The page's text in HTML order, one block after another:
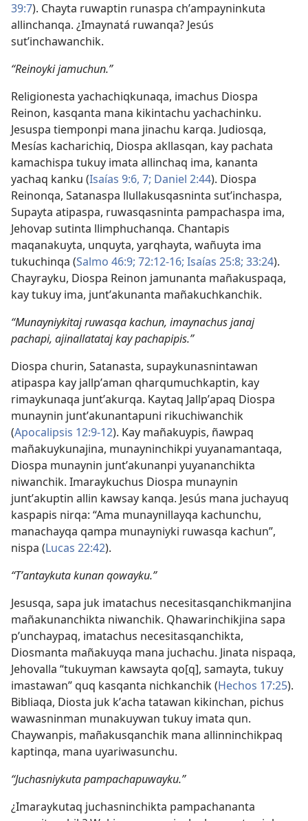
39:7). Chayta ruwaptin runaspa chʼampayninkuta
allinchanqa. ¿Imaynatá ruwanqa? Jesús
sutʼinchawanchik.
“Reinoyki jamuchun.”
Religionesta yachachiqkunaqa, imachus Diospa
Reinon, kasqanta mana kikintachu yachachinku.
Jesuspa tiemponpi mana jinachu karqa. Judiosqa,
Mesías kacharichiq, Diospa akllasqan, kay pachata
kamachispa tukuy imata allinchaq ima, kananta
yachaq kanku (Isaías 9:6, 7; Daniel 2:44). Diospa
Reinonqa, Satanaspa llullakusqasninta sutʼinchaspa,
Supayta atipaspa, ruwasqasninta pampachaspa ima,
Jehovap sutinta llimphuchanqa. Chantapis
maqanakuyta, unquyta, yarqhayta, wañuyta ima
tukuchinqa (Salmo 46:9; 72:12-16; Isaías 25:8; 33:24).
Chayrayku, Diospa Reinon jamunanta mañakuspaqa,
kay tukuy ima, juntʼakunanta mañakuchkanchik.
“Munayniykitaj ruwasqa kachun, imaynachus janaj
pachapi, ajinallatataj kay pachapipis.”
Diospa churin, Satanasta, supaykunasnintawan
atipaspa kay jallpʼaman qharqumuchkaptin, kay
rimaykunaqa juntʼakurqa. Kaytaq Jallpʼapaq Diospa
munaynin juntʼakunantapuni rikuchiwanchik
(Apocalipsis 12:9-12). Kay mañakuypis, ñawpaq
mañakuykunajina, munayninchikpi yuyanamantaqa,
Diospa munaynin juntʼakunanpi yuyananchikta
niwanchik. Imaraykuchus Diospa munaynin
juntʼakuptin allin kawsay kanqa. Jesús mana juchayuq
kaspapis nirqa: “Ama munaynillayqa kachunchu,
manachayqa qampa munayniyki ruwasqa kachun”,
nispa (Lucas 22:42).
“Tʼantaykuta kunan qowayku.”
Jesusqa, sapa juk imatachus necesitasqanchikmanjina
mañakunanchikta niwanchik. Qhawarinchikjina sapa
pʼunchaypaq, imatachus necesitasqanchikta,
Diosmanta mañakuyqa mana juchachu. Jinata nispaqa,
Jehovalla “tukuyman kawsayta qo[q], samayta, tukuy
imastawan” quq kasqanta nichkanchik (Hechos 17:25).
Bibliaqa, Diosta juk kʼacha tatawan kikinchan, pichus
wawasninman munakuywan tukuy imata qun.
Chaywanpis, mañakusqanchik mana allinninchikpaq
kaptinqa, mana uyariwasunchu.
“Juchasniykuta pampachapuwayku.”
¿Imaraykutaq juchasninchikta pampachananta